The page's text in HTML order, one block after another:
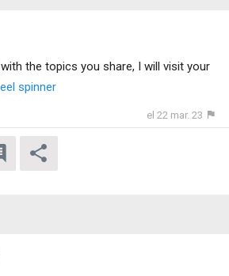
the topics you share, I will visit your
spinner
el 22 mar. 23